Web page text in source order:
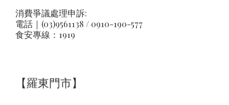
消費爭議處理申訴:
電話｜(03)9561138 / 0910-190-577
食安專線：1919
【羅東門市】